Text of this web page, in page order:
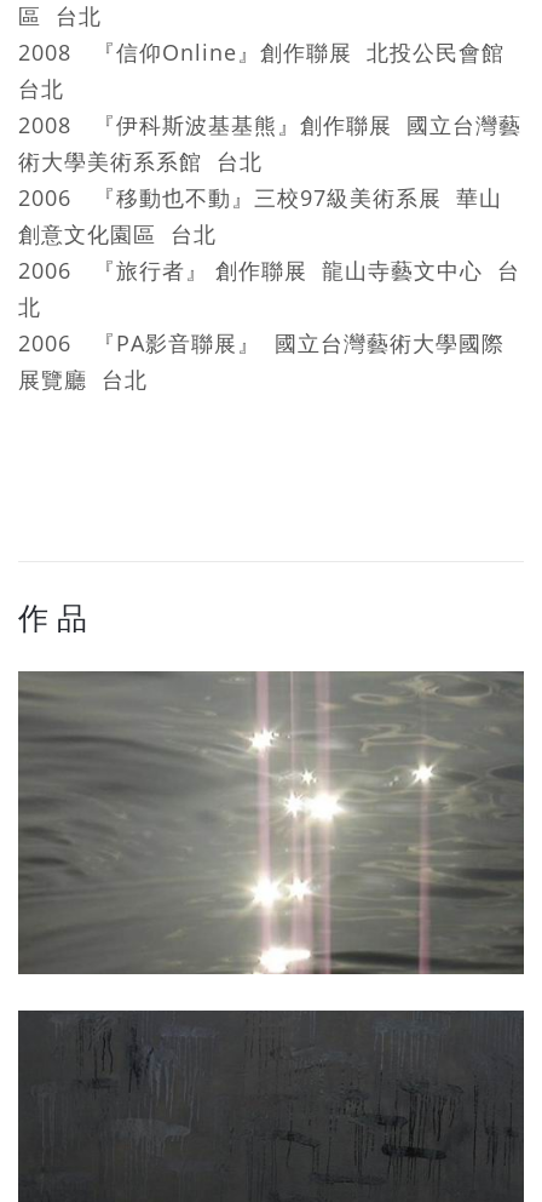
區 台北
2008 『信仰Online』創作聯展 北投公民會館
台北
2008 『伊科斯波基基熊』創作聯展 國立台灣藝
術大學美術系系館 台北
2006 『移動也不動』三校97級美術系展 華山
創意文化園區 台北
2006 『旅行者』 創作聯展 龍山寺藝文中心 台
北
2006 『PA影音聯展』 國立台灣藝術大學國際
展覽廳 台北
作 品